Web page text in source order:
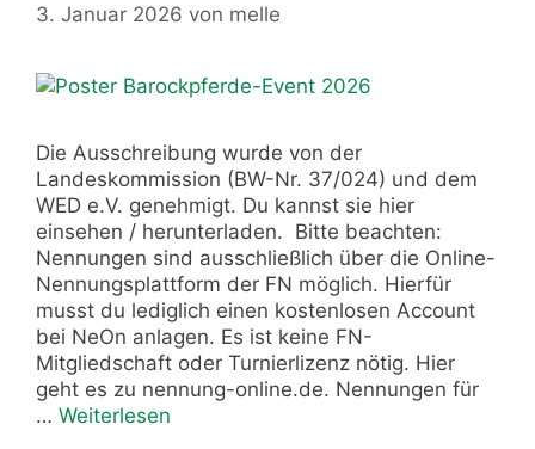
3. Januar 2026 von melle
Die Ausschreibung wurde von der
Landeskommission (BW-Nr. 37/024) und dem
WED e.V. genehmigt. Du kannst sie hier
einsehen / herunterladen. Bitte beachten:
Nennungen sind ausschließlich über die Online-
Nennungsplattform der FN möglich. Hierfür
musst du lediglich einen kostenlosen Account
bei NeOn anlagen. Es ist keine FN-
Mitgliedschaft oder Turnierlizenz nötig. Hier
geht es zu nennung-online.de. Nennungen für
… Weiterlesen